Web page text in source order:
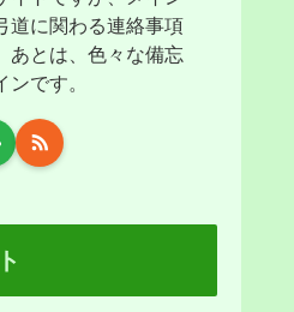
道に関わる連絡事項
あとは、色々な備忘
です。